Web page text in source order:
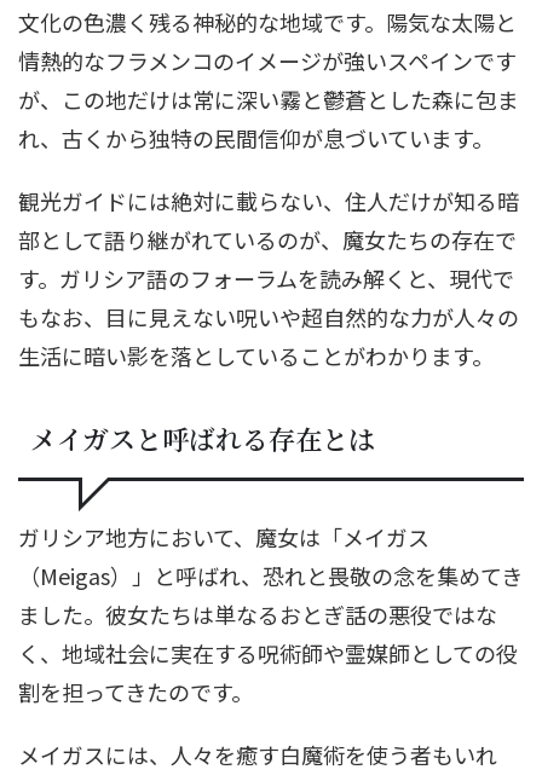
文化の色濃く残る神秘的な地域です。陽気な太陽と
情熱的なフラメンコのイメージが強いスペインです
が、この地だけは常に深い霧と鬱蒼とした森に包ま
れ、古くから独特の民間信仰が息づいています。
観光ガイドには絶対に載らない、住人だけが知る暗
部として語り継がれているのが、魔女たちの存在で
す。ガリシア語のフォーラムを読み解くと、現代で
もなお、目に見えない呪いや超自然的な力が人々の
生活に暗い影を落としていることがわかります。
メイガスと呼ばれる存在とは
ガリシア地方において、魔女は「メイガス
（Meigas）」と呼ばれ、恐れと畏敬の念を集めてき
ました。彼女たちは単なるおとぎ話の悪役ではな
く、地域社会に実在する呪術師や霊媒師としての役
割を担ってきたのです。
メイガスには、人々を癒す白魔術を使う者もいれ